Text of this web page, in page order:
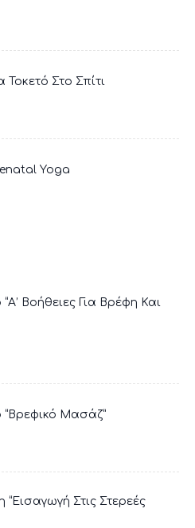
Στο Σπίτι
Yoga
“Α’ Βοήθειες Για Βρέφη Και
“Βρεφικό Μασάζ”
“Εισαγωγή Στις Στερεές